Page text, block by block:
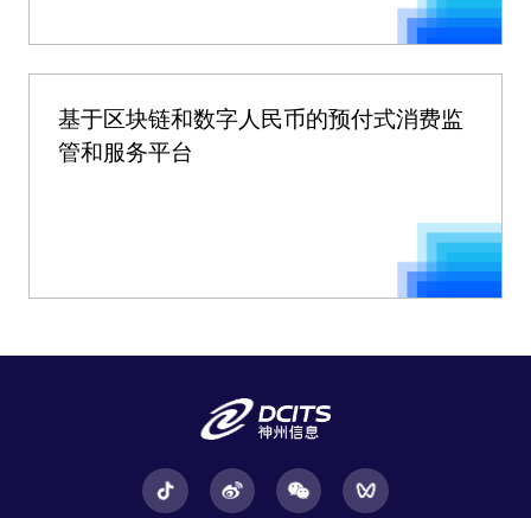
基于区块链和数字人民币的预付式消费监
管和服务平台